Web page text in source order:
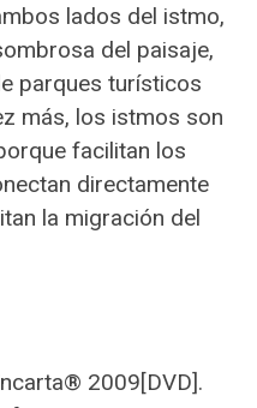
lados del istmo,
del paisaje,
parques turísticos
más, los istmos son
facilitan los
directamente
la migración del
2009[DVD].